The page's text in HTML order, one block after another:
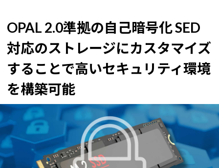
OPAL 2.0準拠の自己暗号化 SED
対応のストレージにカスタマイズ
することで高いセキュリティ環境
を構築可能